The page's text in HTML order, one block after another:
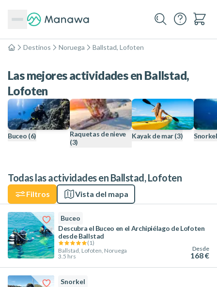
Inicio
Destinos Noruega Ballstad, Lofoten
Las mejores actividades en Ballstad,
Lofoten
Buceo (6)
Raquetas de nieve
(3)
Kayak de mar(3) Snorkel
Todas las actividades en Ballstad, Lofoten
Filtros Vista del mapa
Buceo
Descubra el Buceo en el Archipiélago de Lofoten
desde Ballstad
(1)
Ballstad, Lofoten, Noruega
3.5 hrs
Desde
168 €
Snorkel